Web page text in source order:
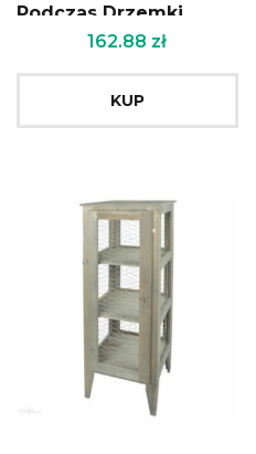
Podczas Drzemki
14X29,4X19,8 Cm
162.88 zł
KUP